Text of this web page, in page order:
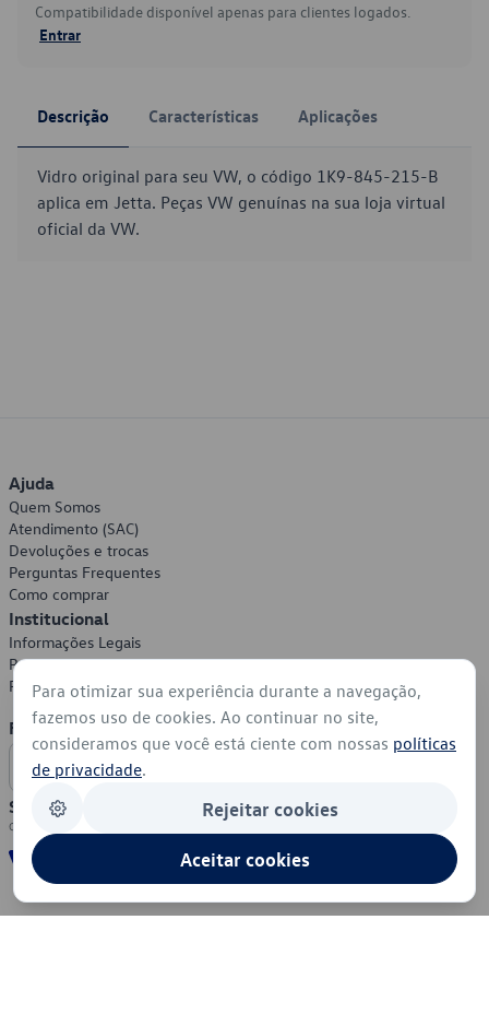
Compatibilidade disponível apenas para clientes logados.
Entrar
Descrição Características Aplicações
Vidro original para seu VW, o código 1K9-845-215-B
aplica em Jetta. Peças VW genuínas na sua loja virtual
oficial da VW.
Ajuda
Quem Somos
Atendimento (SAC)
Devoluções e trocas
Perguntas Frequentes
Como comprar
Institucional
Informações Legais
Política de Privacidade
Política de Cookies
Formas de Pagamento
Segurança
Para otimizar sua experiência durante a navegação,
fazemos uso de cookies. Ao continuar no site,
consideramos que você está ciente com nossas políticas
de privacidade.
Rejeitar cookies
Aceitar cookies